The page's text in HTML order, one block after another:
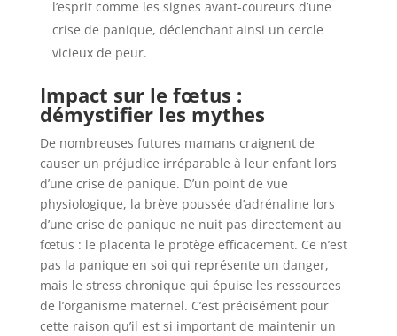
l’esprit comme les signes avant-coureurs d’une
crise de panique, déclenchant ainsi un cercle
vicieux de peur.
Impact sur le fœtus :
démystifier les mythes
De nombreuses futures mamans craignent de
causer un préjudice irréparable à leur enfant lors
d’une crise de panique. D’un point de vue
physiologique, la brève poussée d’adrénaline lors
d’une crise de panique ne nuit pas directement au
fœtus : le placenta le protège efficacement. Ce n’est
pas la panique en soi qui représente un danger,
mais le stress chronique qui épuise les ressources
de l’organisme maternel. C’est précisément pour
cette raison qu’il est si important de maintenir un